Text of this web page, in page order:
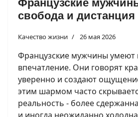
Французские
свобода и дистанция
Качество жизни 26 мая 2026
Французские мужчины умеют
впечатление. Они говорят
уверенно и создают
этим шармом часто
реальность - более